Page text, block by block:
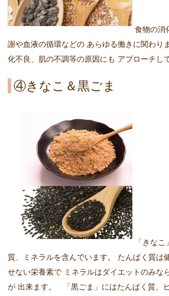
食物の消
謝や血液の循環などの あらゆる働きに関わり
化不良、肌の不調等の原因にも アプローチし
④きなこ＆黒ごま
「きなこ
質、ミネラルを含んでいます。 たんぱく質は
せない栄養素で ミネラルはダイエットのみな
が 出来ます。 「黒ごま」にはたんぱく質、